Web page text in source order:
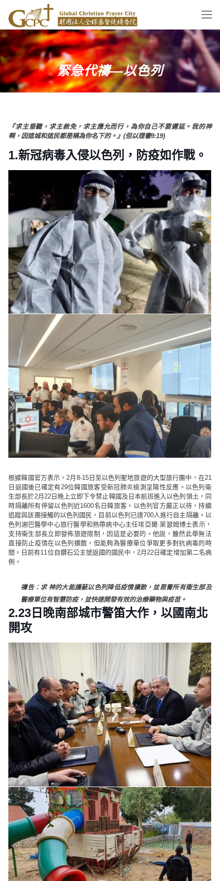
緊急代禱—以色列
『求主垂聽，求主赦免，求主應允而行，為你自己不要遲延。我的神
啊，因這城和這民都是稱為你名下的。』(但以理書9:19)
1.新冠病毒入侵以色列，防疫如作戰。
根據韓國官方表示，2月8-15日至以色列聖地旅遊的大型旅行團中，在21
日返國後已確定有29位韓國旅客受新冠肺炎檢測呈陽性反應。以色列衛
生部長於2月22日晚上立即下令禁止韓國及日本航班進入以色列領土，同
時隔離所有停留以色列近1600名日韓旅客。以色列官方嚴正以待，持續
追蹤與該團接觸的以色列國民，目前以色列已達700人進行自主隔離。以
色列謝巴醫學中心旅行醫學和熱帶病中心主任埃亞爾·萊瑟姆博士表示，
支持衛生部長立即發佈旅遊限制，因這是必要的。他說，雖然此舉無法
直接防止疫情在以色列擴散，但能夠為醫療單位爭取更多對抗病毒的時
間。日前有11位自鑽石公主號返國的國民中，2月22日確定增加第二名病
例。
禱告：求 神的大能護蔽以色列降低疫情擴散，並恩膏所有衛生部及
醫療單位有智慧防疫，並快速開發有效的治療藥物與疫苗。
2.23日晚南部城市警笛大作，以國南北
開攻